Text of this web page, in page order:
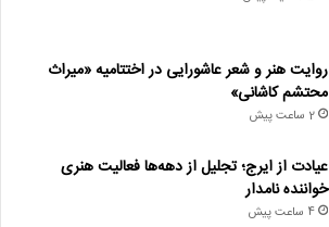
روایت هنر و شعر عاشورایی در اختتامیه «میراث
محتشم کاشانی»
2 ساعت پیش
عیادت از ایرج؛ تجلیل از دهه‌ها فعالیت هنری
خواننده نامدار
4 ساعت پیش